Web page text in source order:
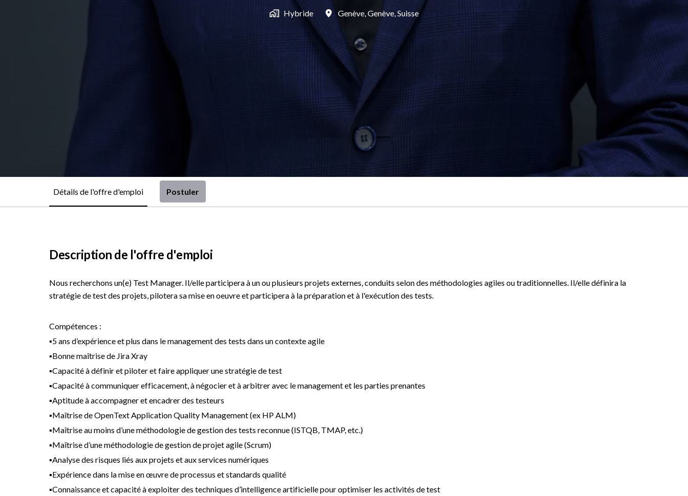
Hybride Genève,Genève,Suisse
Détails de l'offre d'emploi Postuler
Description de l'offre d'emploi
Nous recherchons un(e) Test Manager. Il/elle participera à un ou plusieurs projets externes, conduits selon des méthodologies agiles ou traditionnelles. Il/elle définira la
stratégie de test des projets, pilotera sa mise en oeuvre et participera à la préparation et à l'exécution des tests.
Compétences :
▪5 ans d’expérience et plus dans le management des tests dans un contexte agile
▪Bonne maîtrise de Jira Xray
▪Capacité à définir et piloter et faire appliquer une stratégie de test
▪Capacité à communiquer efficacement, à négocier et à arbitrer avec le management et les parties prenantes
▪Aptitude à accompagner et encadrer des testeurs
▪Maîtrise de OpenText Application Quality Management (ex HP ALM)
▪Maîtrise au moins d’une méthodologie de gestion des tests reconnue (ISTQB, TMAP, etc.)
▪Maîtrise d’une méthodologie de gestion de projet agile (Scrum)
▪Analyse des risques liés aux projets et aux services numériques
▪Expérience dans la mise en œuvre de processus et standards qualité
▪Connaissance et capacité à exploiter des techniques d’intelligence artificielle pour optimiser les activités de test